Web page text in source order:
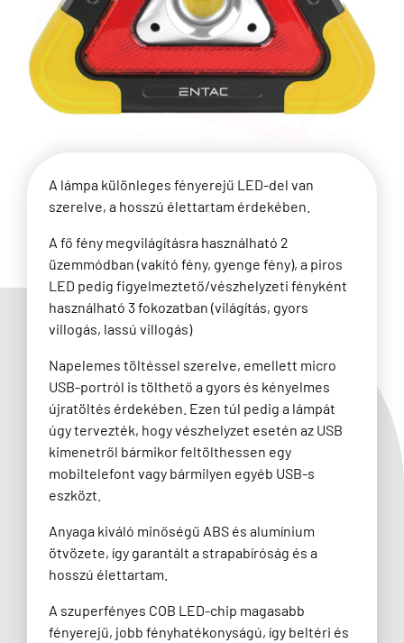
A lámpa különleges fényerejű LED-del van
szerelve, a hosszú élettartam érdekében.
A fő fény megvilágításra használható 2
üzemmódban (vakító fény, gyenge fény), a piros
LED pedig figyelmeztető/vészhelyzeti fényként
használható 3 fokozatban (világítás, gyors
villogás, lassú villogás)
Napelemes töltéssel szerelve, emellett micro
USB-portról is tölthető a gyors és kényelmes
újratöltés érdekében. Ezen túl pedig a lámpát
úgy tervezték, hogy vészhelyzet esetén az USB
kimenetről bármikor feltölthessen egy
mobiltelefont vagy bármilyen egyéb USB-s
eszközt.
Anyaga kiváló minőségű ABS és alumínium
ötvözete, így garantált a strapabíróság és a
hosszú élettartam.
A szuperfényes COB LED-chip magasabb
fényerejű, jobb fényhatékonyságú, így beltéri és